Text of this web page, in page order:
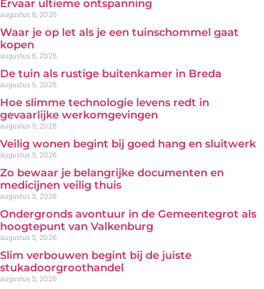
Ervaar ultieme ontspanning
augustus 6, 2026
Waar je op let als je een tuinschommel gaat
kopen
augustus 6, 2026
De tuin als rustige buitenkamer in Breda
augustus 5, 2026
Hoe slimme technologie levens redt in
gevaarlijke werkomgevingen
augustus 5, 2026
Veilig wonen begint bij goed hang en sluitwerk
augustus 5, 2026
Zo bewaar je belangrijke documenten en
medicijnen veilig thuis
augustus 5, 2026
Ondergronds avontuur in de Gemeentegrot als
hoogtepunt van Valkenburg
augustus 5, 2026
Slim verbouwen begint bij de juiste
stukadoorgroothandel
augustus 5, 2026